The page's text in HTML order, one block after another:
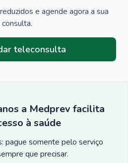
e agende agora a sua
consulta.
teleconsulta
a Medprev facilita
à saúde
pague somente pelo serviço
que precisar.